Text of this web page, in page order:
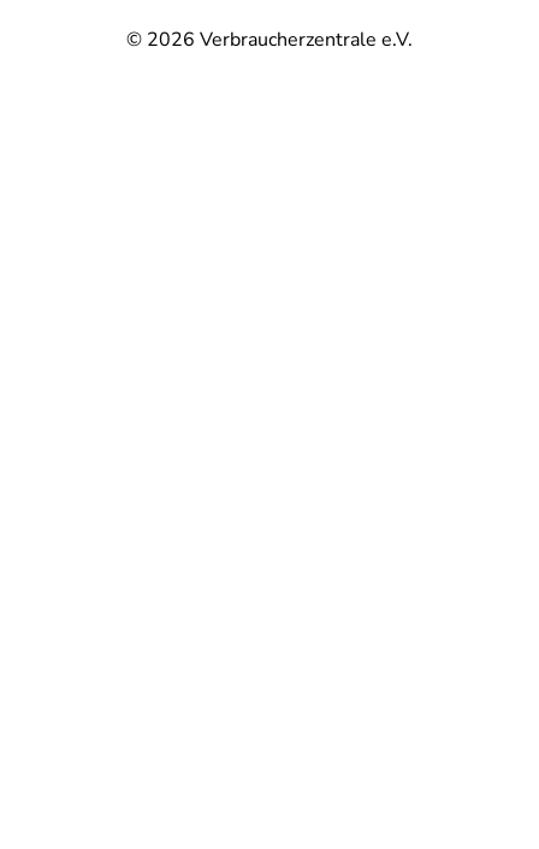
© 2026 Verbraucherzentrale e.V.